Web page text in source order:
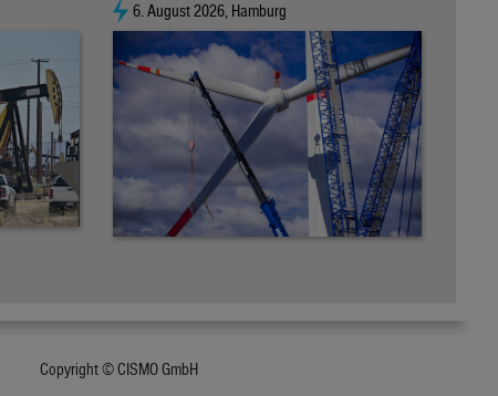
6. August 2026, Hamburg
Copyright © CISMO GmbH